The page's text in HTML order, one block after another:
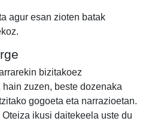
agur esan zioten batak
bizitakoez
hain zuzen, beste dozenaka
gogoeta eta narrazioetan.
ikusi daitekeela uste du